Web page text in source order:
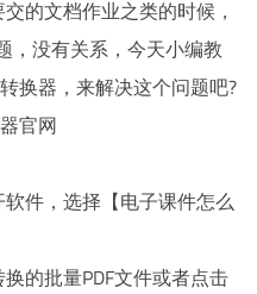
的文档作业之类的时候，
，没有关系，今天小编教
换器，来解决这个问题吧?
官网
件，选择【电子课件怎么
的批量PDF文件或者点击